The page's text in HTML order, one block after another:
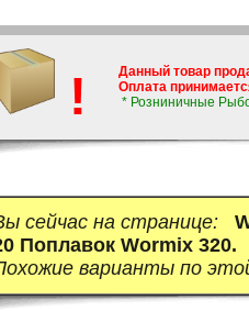
!
Данный товар
Оплата
* Розниничные
сейчас на странице:
Поплавок Wormix 320.
варианты по